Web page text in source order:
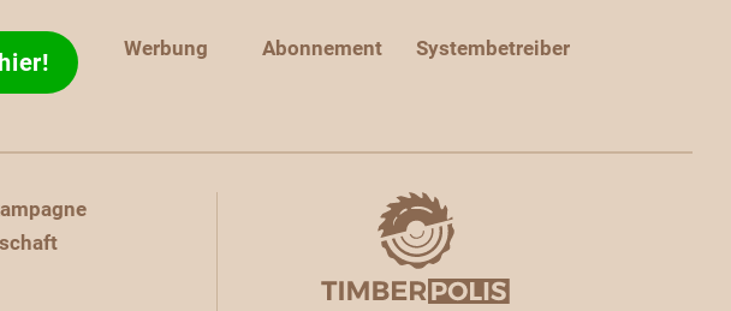
Werbung Abonnement Systembetreiber